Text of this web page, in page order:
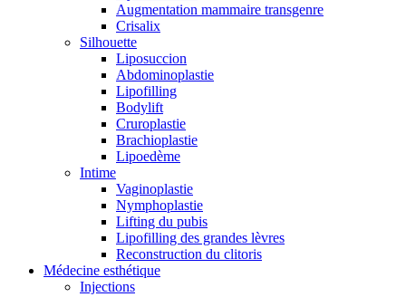
Augmentation mammaire transgenre
Crisalix
Silhouette
Liposuccion
Abdominoplastie
Lipofilling
Bodylift
Cruroplastie
Brachioplastie
Lipoedème
Intime
Vaginoplastie
Nymphoplastie
Lifting du pubis
Lipofilling des grandes lèvres
Reconstruction du clitoris
Médecine esthétique
Injections